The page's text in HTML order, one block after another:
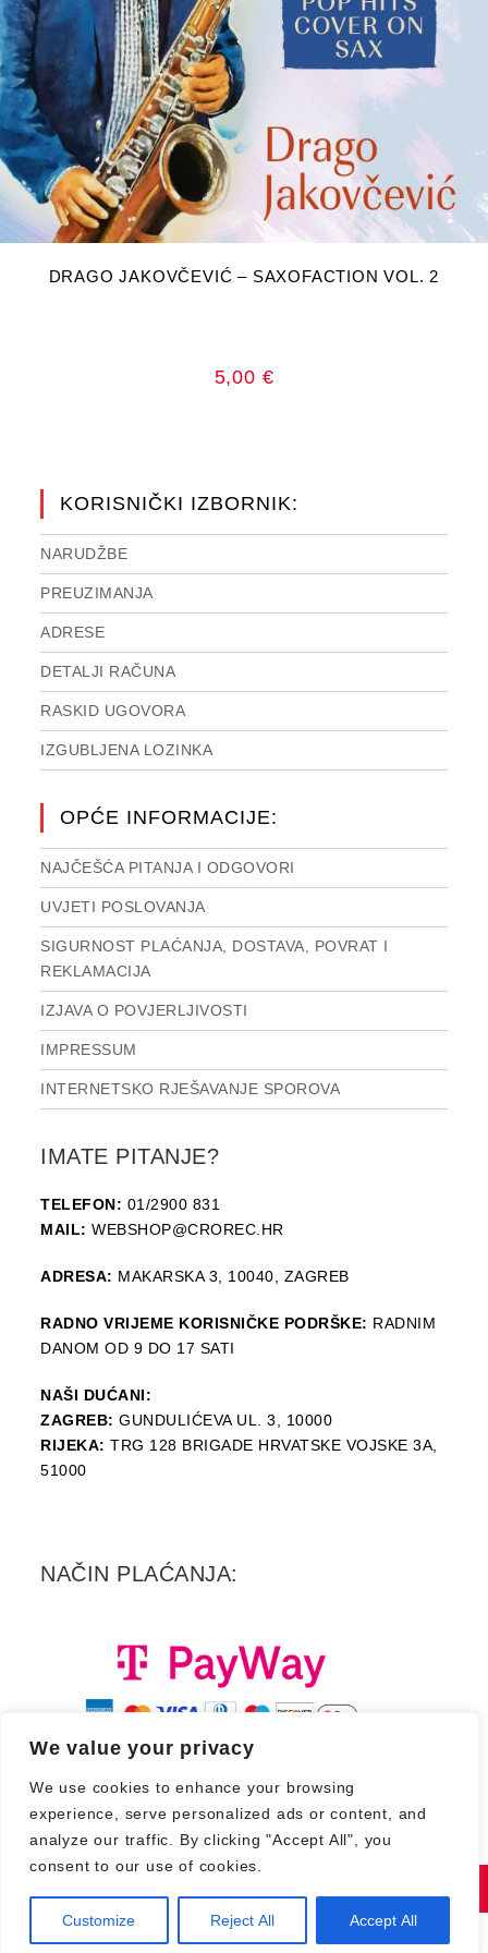
We value your privacy
We use cookies to enhance your browsing
experience, serve personalized ads or content, and
analyze our traffic. By clicking "Accept All", you
consent to our use of cookies.
Customize Reject All Accept All
DODAJ U KOŠARICU
DRAGO JAKOVČEVIĆ – SAXOFACTION VOL. 2
5,00 €
KORISNIČKI IZBORNIK:
NARUDŽBE
PREUZIMANJA
ADRESE
DETALJI RAČUNA
RASKID UGOVORA
IZGUBLJENA LOZINKA
OPĆE INFORMACIJE:
NAJČEŠĆA PITANJA I ODGOVORI
UVJETI POSLOVANJA
SIGURNOST PLAĆANJA, DOSTAVA, POVRAT I
REKLAMACIJA
IZJAVA O POVJERLJIVOSTI
IMPRESSUM
INTERNETSKO RJEŠAVANJE SPOROVA
IMATE PITANJE?
TELEFON: 01/2900 831
MAIL: WEBSHOP@CROREC.HR
ADRESA: MAKARSKA 3, 10040, ZAGREB
RADNO VRIJEME KORISNIČKE PODRŠKE: RADNIM
DANOM OD 9 DO 17 SATI
NAŠI DUĆANI:
ZAGREB: GUNDULIĆEVA UL. 3, 10000
RIJEKA: TRG 128 BRIGADE HRVATSKE VOJSKE 3A,
51000
NAČIN PLAĆANJA: